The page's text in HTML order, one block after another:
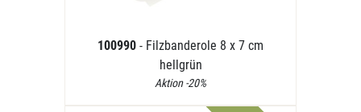
100990 - Filzbanderole 8 x 7 cm
hellgrün
Aktion -20%